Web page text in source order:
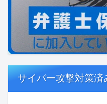
サイバー攻撃対策済